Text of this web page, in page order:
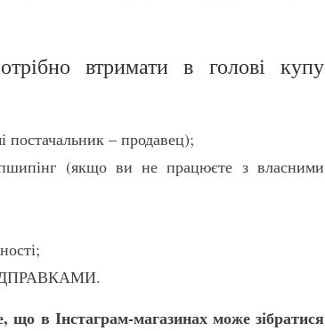
втримати в голові купу
постачальник – продавец);
(якщо ви не працюєте з власними
що в Інстаграм-магазинах може зібратися